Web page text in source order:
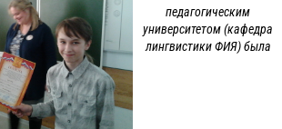
педагогическим
университетом (кафедра
лингвистики ФИЯ) была